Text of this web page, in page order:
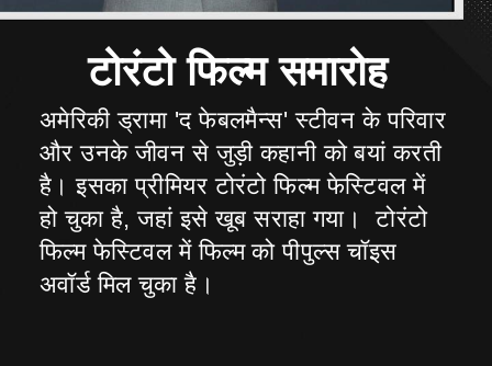
टोरंटो फिल्म समारोह
अमेरिकी ड्रामा 'द फेबलमैन्स' स्टीवन के परिवार
और उनके जीवन से जुड़ी कहानी को बयां करती
है। इसका प्रीमियर टोरंटो फिल्म फेस्टिवल में
हो चुका है, जहां इसे खूब सराहा गया। टोरंटो
फिल्म फेस्टिवल में फिल्म को पीपुल्स चॉइस